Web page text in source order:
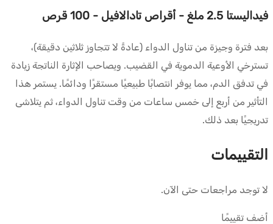
فيداليستا 2.5 ملغ - أقراص تادالافيل - 100 قرص
بعد فترة وجيزة من تناول الدواء (عادةً لا تتجاوز ثلاثين دقيقة)،
تسترخي الأوعية الدموية في القضيب. ويصاحب الإثارة الناتجة زيادة
في تدفق الدم، مما يوفر انتصابًا طبيعيًا مستقرًا ودائمًا. يستمر هذا
التأثير من أربع إلى خمس ساعات من وقت تناول الدواء، ثم يتلاشى
تدريجيًا بعد ذلك.
التقييمات
لا توجد مراجعات حتى الآن.
أضف تقييمًا